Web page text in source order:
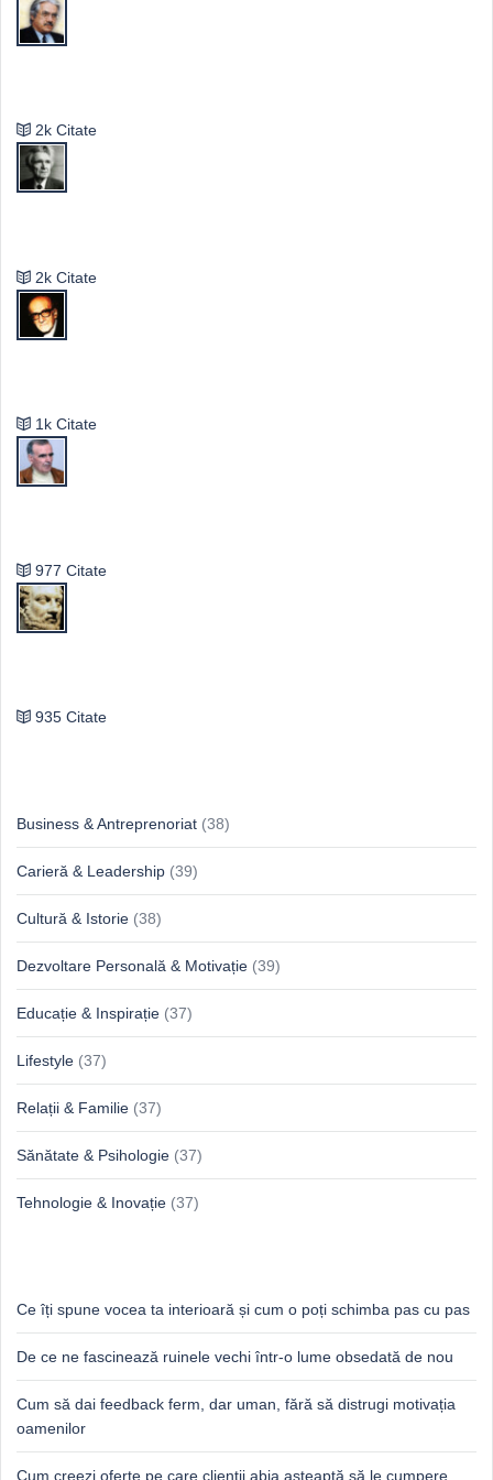
2k Citate
2k Citate
1k Citate
977 Citate
935 Citate
Business & Antreprenoriat (38)
Carieră & Leadership (39)
Cultură & Istorie (38)
Dezvoltare Personală & Motivație (39)
Educație & Inspirație (37)
Lifestyle (37)
Relații & Familie (37)
Sănătate & Psihologie (37)
Tehnologie & Inovație (37)
Ce îți spune vocea ta interioară și cum o poți schimba pas cu pas
De ce ne fascinează ruinele vechi într-o lume obsedată de nou
Cum să dai feedback ferm, dar uman, fără să distrugi motivația
oamenilor
Cum creezi oferte pe care clienții abia așteaptă să le cumpere